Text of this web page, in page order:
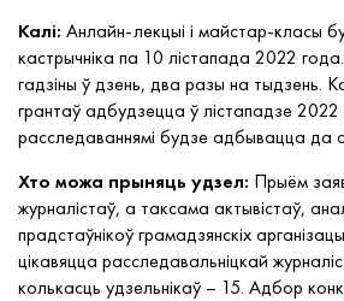
Калі: Анлайн-лекцыі і майстар-класы
кастрычніка па 10 лістапада 2022
гадзіны ў дзень, два разы на тыдзень.
грантаў адбудзецца ў лістападзе
расследаваннямі будзе адбывацца да
Хто можа прыняць удзел: Прыём
журналістаў, а таксама актывістаў,
прадстаўнікоў грамадзянскіх
цікавяцца расследавальніцкай
колькасць удзельнікаў – 15. Адбор